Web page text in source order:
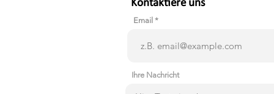
Kontaktiere uns
Email
Ihre Nachricht